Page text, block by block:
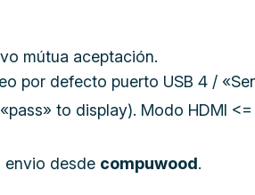
mútua aceptación.
por defecto puerto USB 4 /
to display). Modo HDMI
envio desde compuwood.